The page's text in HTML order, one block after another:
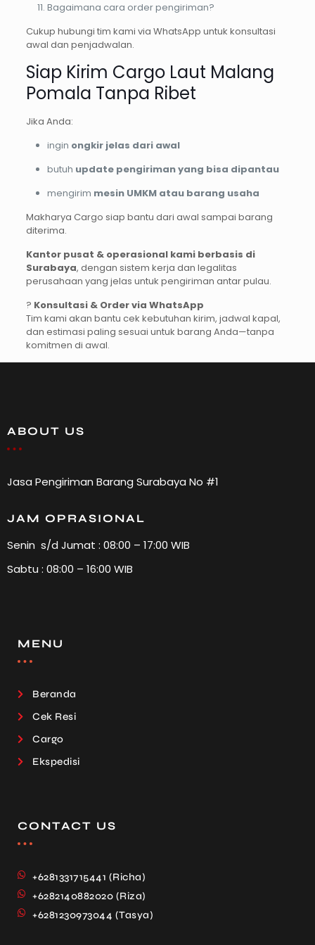
Bagaimana cara order pengiriman?
Cukup hubungi tim kami via WhatsApp untuk konsultasi
awal dan penjadwalan.
Siap Kirim Cargo Laut Malang
Pomala Tanpa Ribet
Jika Anda:
ingin ongkir jelas dari awal
butuh update pengiriman yang bisa dipantau
mengirim mesin UMKM atau barang usaha
Makharya Cargo siap bantu dari awal sampai barang
diterima.
Kantor pusat & operasional kami berbasis di
Surabaya, dengan sistem kerja dan legalitas
perusahaan yang jelas untuk pengiriman antar pulau.
? Konsultasi & Order via WhatsApp
Tim kami akan bantu cek kebutuhan kirim, jadwal kapal,
dan estimasi paling sesuai untuk barang Anda—tanpa
komitmen di awal.
ABOUT US
Jasa Pengiriman Barang Surabaya No #1
JAM OPRASIONAL
Senin s/d Jumat : 08:00 – 17:00 WIB
Sabtu : 08:00 – 16:00 WIB
MENU
Beranda
Cek Resi
Cargo
Ekspedisi
CONTACT US
+6281331715441 (Richa)
+6282140882020 (Riza)
+6281230973044 (Tasya)